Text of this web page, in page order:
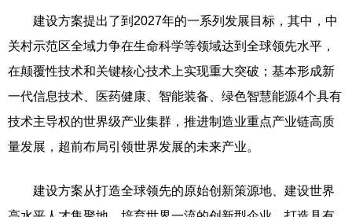
建设方案提出了到2027年的一系列发展目标，其中，中
关村示范区全域力争在生命科学等领域达到全球领先水平，
在颠覆性技术和关键核心技术上实现重大突破；基本形成新
一代信息技术、医药健康、智能装备、绿色智慧能源4个具有
技术主导权的世界级产业集群，推进制造业重点产业链高质
量发展，超前布局引领世界发展的未来产业。
建设方案从打造全球领先的原始创新策源地、建设世界